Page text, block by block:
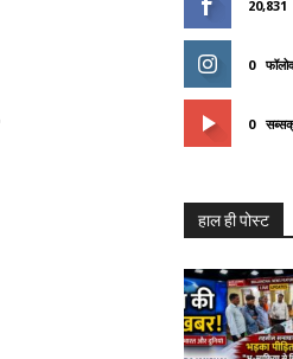
20,831
0
0
हाल ही पोस्ट